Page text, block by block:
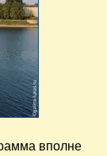
вполне